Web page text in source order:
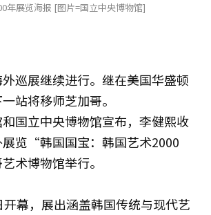
年展览海报 [图片=国立中央博物馆]
巡展继续进行。继在美国华盛顿
站将移师芝加哥。
国立中央博物馆宣布，李健熙收
览“韩国国宝：韩国艺术2000
术博物馆举行。
幕，展出涵盖韩国传统与现代艺